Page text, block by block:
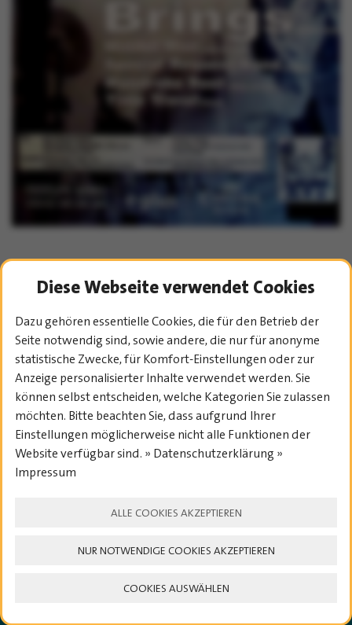
HISTORY-
ÜBERSICHT
DES TREBUR OPEN AIR:
Diese Webseite verwendet Cookies
Dazu gehören essentielle Cookies, die für den Betrieb der
Seite notwendig sind, sowie andere, die nur für anonyme
statistische Zwecke, für Komfort-Einstellungen oder zur
Anzeige personalisierter Inhalte verwendet werden. Sie
können selbst entscheiden, welche Kategorien Sie zulassen
möchten. Bitte beachten Sie, dass aufgrund Ihrer
Einstellungen möglicherweise nicht alle Funktionen der
Website verfügbar sind. » Datenschutzerklärung »
Impressum
ALLE COOKIES AKZEPTIEREN
NUR NOTWENDIGE COOKIES AKZEPTIEREN
COOKIES AUSWÄHLEN